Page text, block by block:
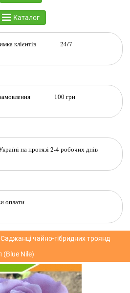
Каталог
клієнтів 24/7
замовлення 100 грн
на протязі 2-4 робочих днів
Саджанці чайно-гібридних троянд
(Blue Nile)